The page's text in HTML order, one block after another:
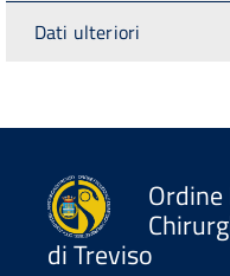
Dati ulteriori
di Treviso